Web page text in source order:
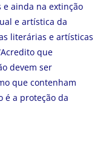
e ainda na extinção
e artística da
literárias e artísticas
que
devem ser
que contenham
é a proteção da